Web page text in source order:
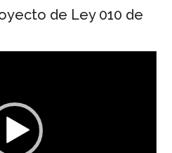
de Ley 010 de